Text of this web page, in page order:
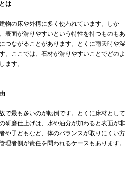
は
物の床や外構に多く使われています。しか
表面が滑りやすいという特性を持つものもあ
つながることがあります。とくに雨天時や湿
。ここでは、石材が滑りやすいことでどのよ
ます。
で最も多いのが転倒です。とくに床材として
研磨仕上げは、水や油分が加わると表面が非
や子どもなど、体のバランスが取りにくい方
理者側が責任を問われるケースもあります。